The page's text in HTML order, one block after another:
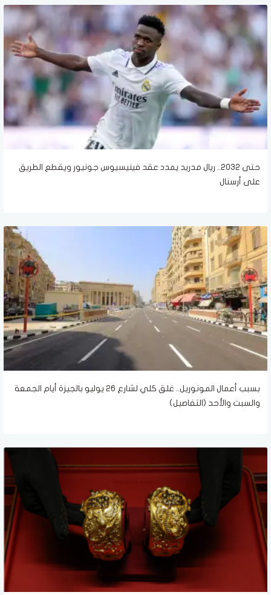
حتى 2032.. ريال مدريد يمدد عقد فينيسيوس جونيور ويقطع الطريق
على أرسنال
بسبب أعمال المونوريل.. غلق كلي لشارع 26 يوليو بالجيزة أيام الجمعة
والسبت والأحد (التفاصيل)